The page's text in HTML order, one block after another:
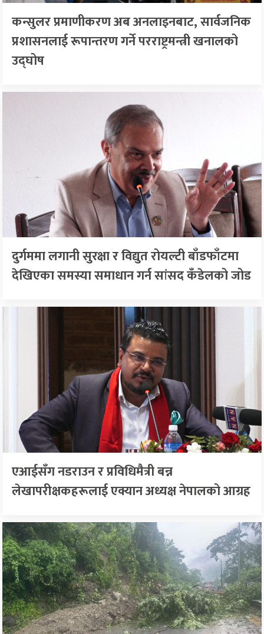
कन्सुलर प्रमाणीकरण अब अनलाइनबाट, सार्वजनिक
प्रशासनलाई रूपान्तरण गर्ने परराष्ट्रमन्त्री खनालको
उद्घोष
दुर्गममा लगानी सुरक्षा र विद्युत रोयल्टी बाँडफाँटमा
देखिएका समस्या समाधान गर्न सांसद कँडेलको जोड
एआईसँग नडराउन र प्रविधिमैत्री बन्न
लेखापरीक्षकहरूलाई एक्यान अध्यक्ष नेपालको आग्रह